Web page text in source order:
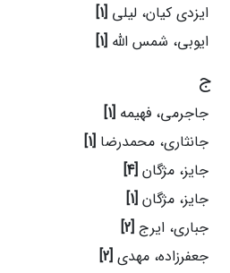
ایزدی کیان، لیلی [1]
ایوبی، شمس الله [1]
ج
جاجرمی، فهیمه [1]
جانثاری، محمدرضا [1]
جایز، مژگان [4]
جایز، مژگان [1]
جباری، ایرج [2]
جعفرزاده، مهدی [2]